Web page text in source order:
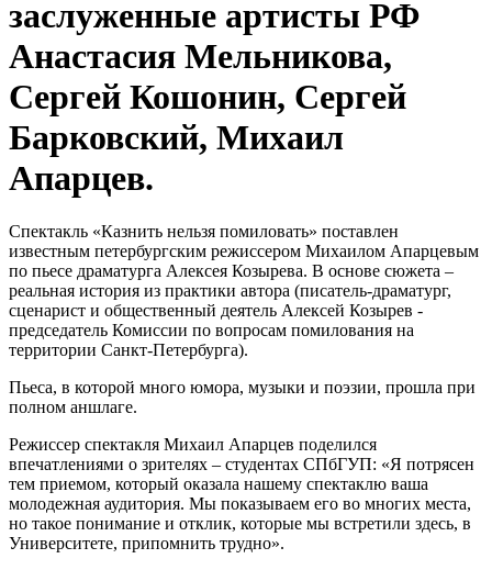
заслуженные артисты РФ
Анастасия Мельникова,
Сергей Кошонин, Сергей
Барковский, Михаил
Апарцев.
Спектакль «Казнить нельзя помиловать» поставлен
известным петербургским режиссером Михаилом Апарцевым
по пьесе драматурга Алексея Козырева. В основе сюжета –
реальная история из практики автора (писатель-драматург,
сценарист и общественный деятель Алексей Козырев -
председатель Комиссии по вопросам помилования на
территории Санкт-Петербурга).
Пьеса, в которой много юмора, музыки и поэзии, прошла при
полном аншлаге.
Режиссер спектакля Михаил Апарцев поделился
впечатлениями о зрителях – студентах СПбГУП: «Я потрясен
тем приемом, который оказала нашему спектаклю ваша
молодежная аудитория. Мы показываем его во многих места,
но такое понимание и отклик, которые мы встретили здесь, в
Университете, припомнить трудно».